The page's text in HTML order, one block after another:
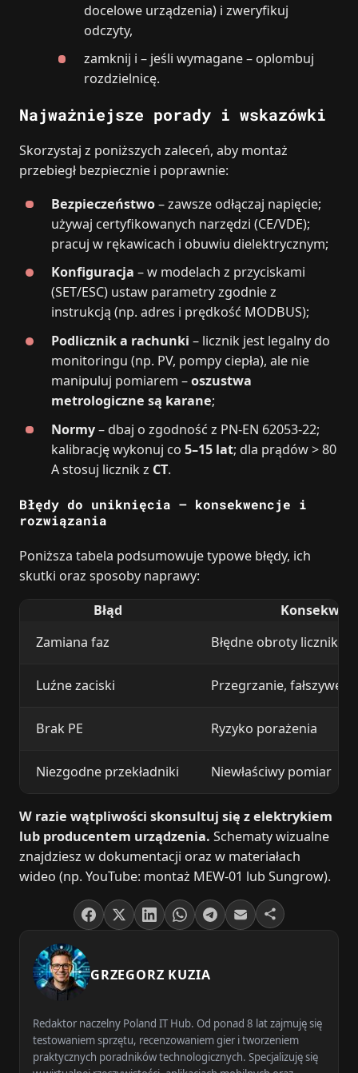
docelowe urządzenia) i zweryfikuj
odczyty,
zamknij i – jeśli wymagane – oplombuj
rozdzielnicę.
Najważniejsze porady i wskazówki
Skorzystaj z poniższych zaleceń, aby montaż
przebiegł bezpiecznie i poprawnie:
Bezpieczeństwo– zawsze odłączaj napięcie;
używaj certyfikowanych narzędzi (CE/VDE);
pracuj w rękawicach i obuwiu dielektrycznym;
Konfiguracja – w modelach z przyciskami
(SET/ESC) ustaw parametry zgodnie z
instrukcją (np. adres i prędkość MODBUS);
Podlicznik a rachunki – licznik jest legalny do
monitoringu (np. PV, pompy ciepła), ale nie
manipuluj pomiarem –oszustwa
metrologiczne są karane;
Normy– dbaj o zgodność z PN-EN 62053-22;
kalibrację wykonuj co5–15 lat; dla prądów > 80
A stosuj licznik z CT.
Błędy do uniknięcia – konsekwencje i
rozwiązania
Poniższa tabela podsumowuje typowe błędy, ich
skutki oraz sposoby naprawy:
Błąd
Zamiana faz
Błędne obroty licznika,
Luźne zaciski Przegrzanie, fałszywe
Brak PE Ryzyko porażenia
Niezgodne przekładniki Niewłaściwy pomiar
W razie wątpliwości skonsultuj się z elektrykiem
lub producentem urządzenia. Schematy wizualne
znajdziesz w dokumentacji oraz w materiałach
wideo (np. YouTube: montaż MEW-01 lub Sungrow).
GRZEGORZ KUZIA
Redaktor naczelny Poland IT Hub. Od ponad 8 lat zajmuję się
testowaniem sprzętu, recenzowaniem gier i tworzeniem
praktycznych poradników technologicznych. Specjalizuję się